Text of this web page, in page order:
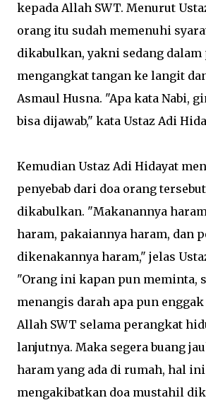
kepada Allah SWT. Menurut
orang itu sudah memenuhi
dikabulkan, yakni sedang dalam
mengangkat tangan ke langit
Asmaul Husna. "Apa kata Nabi,
bisa dijawab," kata Ustaz Adi
Kemudian Ustaz Adi Hidayat
penyebab dari doa orang
dikabulkan. "Makanannya
haram, pakaiannya haram, dan
dikenakannya haram," jelas
"Orang ini kapan pun meminta,
menangis darah apa pun
Allah SWT selama perangkat
lanjutnya. Maka segera buang
haram yang ada di rumah, hal
mengakibatkan doa mustahil